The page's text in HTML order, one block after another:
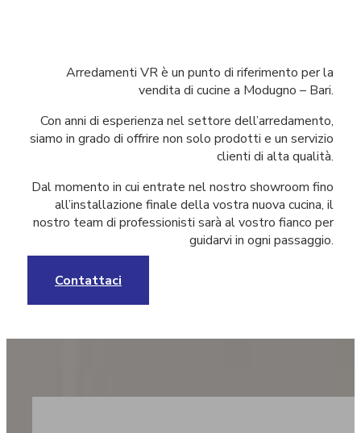
Arredamenti VR è un punto di riferimento per la
vendita di cucine a Modugno – Bari.
Con anni di esperienza nel settore dell’arredamento,
siamo in grado di offrire non solo prodotti e un servizio
clienti di alta qualità.
Dal momento in cui entrate nel nostro showroom fino
all’installazione finale della vostra nuova cucina, il
nostro team di professionisti sarà al vostro fianco per
guidarvi in ogni passaggio.
Contattaci